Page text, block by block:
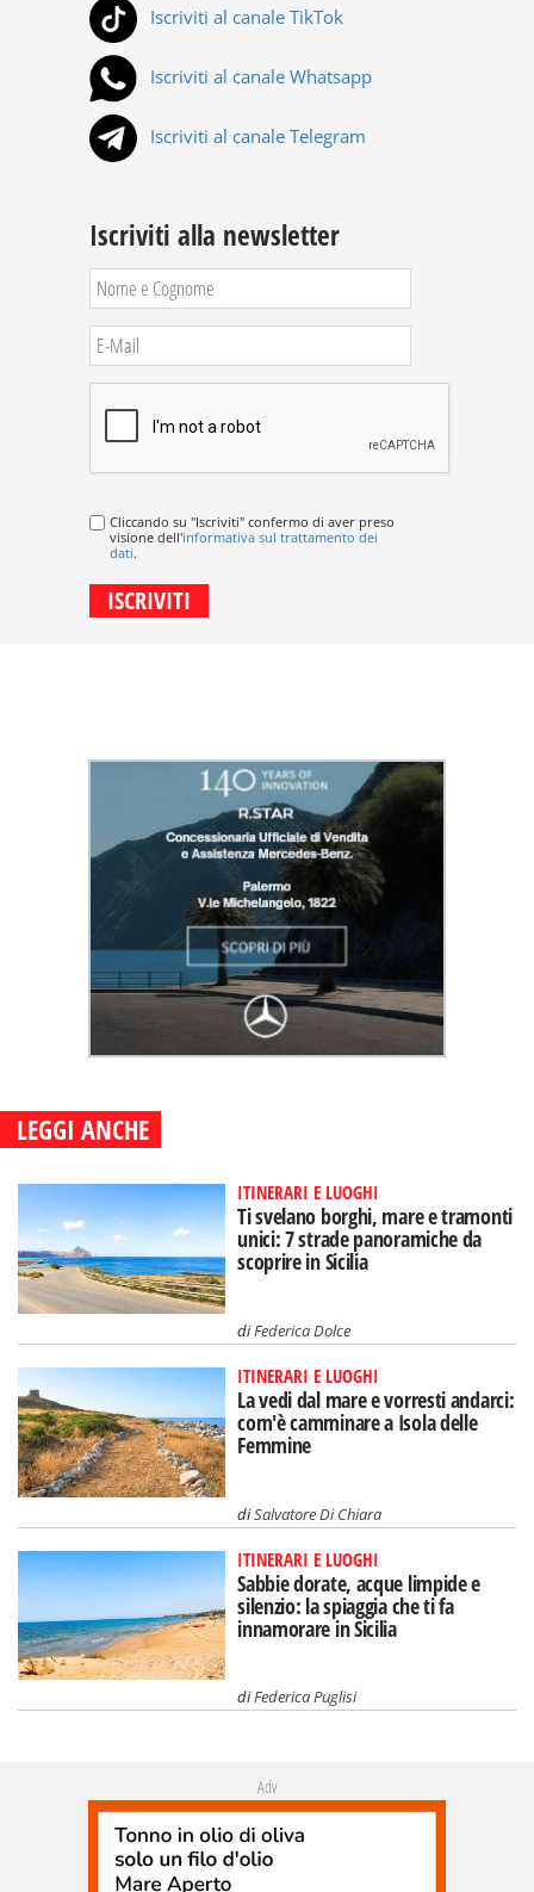
Iscriviti al canale TikTok
Iscriviti al canale Whatsapp
Iscriviti al canale Telegram
Iscriviti alla newsletter
Cliccando su "Iscriviti" confermo di aver preso
visione dell'informativa sul trattamento dei
dati.
LEGGI ANCHE
ITINERARI E LUOGHI
Ti svelano borghi, mare e tramonti
unici: 7 strade panoramiche da
scoprire in Sicilia
diFederica Dolce
ITINERARI E LUOGHI
La vedi dal mare e vorresti andarci:
com'è camminare a Isola delle
Femmine
diSalvatore Di Chiara
ITINERARI E LUOGHI
Sabbie dorate, acque limpide e
silenzio: la spiaggia che ti fa
innamorare in Sicilia
diFederica Puglisi
Adv